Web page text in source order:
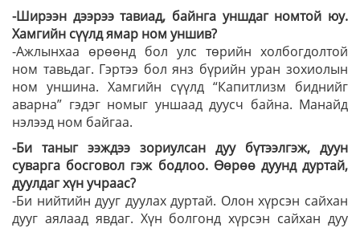
-Ширээн дээрээ тавиад, байнга уншдаг номтой юу.
Хамгийн сүүлд ямар ном уншив?
-Ажлынхаа өрөөнд бол улс төрийн хол­бог­долтой
ном тавьдаг. Гэртээ бол янз бүрийн уран зохиолын
ном уншина. Хамгийн сүүлд “Капит­лизм биднийг
аварна” гэдэг номыг уншаад дуусч бай­на. Манайд
нэлээд ном байгаа.
-Би таныг ээждээ зориулсан дуу бүтээлгэж, дуун
суварга босговол гэж бодлоо. Өөрөө дуунд дуртай,
дуулдаг хүн учраас?
-Би нийтийн дууг дуулах дуртай. Олон хүрсэн сайхан
дууг аялаад явдаг. Хүн болгонд хүрсэн сайхан дуу